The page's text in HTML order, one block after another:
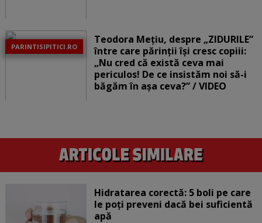
PARINTISIPITICI.RO
Teodora Mețiu, despre „ZIDURILE”
între care părinții își cresc copiii:
„Nu cred că există ceva mai
periculos! De ce insistăm noi să-i
băgăm în așa ceva?” / VIDEO
Hidratarea corectă: 5 boli pe care
le poți preveni dacă bei suficientă
apă